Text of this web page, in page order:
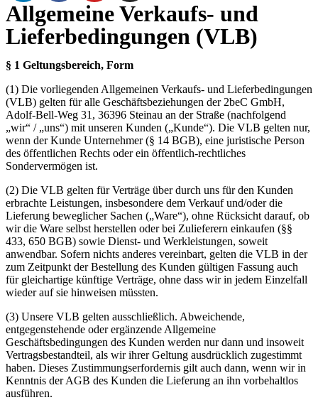
Allgemeine Verkaufs- und
Lieferbedingungen (VLB)
§ 1 Geltungsbereich, Form
(1) Die vorliegenden Allgemeinen Verkaufs- und Lieferbedingungen
(VLB) gelten für alle Geschäftsbeziehungen der 2beC GmbH,
Adolf-Bell-Weg 31, 36396 Steinau an der Straße (nachfolgend
„wir“ / „uns“) mit unseren Kunden („Kunde“). Die VLB gelten nur,
wenn der Kunde Unternehmer (§ 14 BGB), eine juristische Person
des öffentlichen Rechts oder ein öffentlich-rechtliches
Sondervermögen ist.
(2) Die VLB gelten für Verträge über durch uns für den Kunden
erbrachte Leistungen, insbesondere dem Verkauf und/oder die
Lieferung beweglicher Sachen („Ware“), ohne Rücksicht darauf, ob
wir die Ware selbst herstellen oder bei Zulieferern einkaufen (§§
433, 650 BGB) sowie Dienst- und Werkleistungen, soweit
anwendbar. Sofern nichts anderes vereinbart, gelten die VLB in der
zum Zeitpunkt der Bestellung des Kunden gültigen Fassung auch
für gleichartige künftige Verträge, ohne dass wir in jedem Einzelfall
wieder auf sie hinweisen müssten.
(3) Unsere VLB gelten ausschließlich. Abweichende,
entgegenstehende oder ergänzende Allgemeine
Geschäftsbedingungen des Kunden werden nur dann und insoweit
Vertragsbestandteil, als wir ihrer Geltung ausdrücklich zugestimmt
haben. Dieses Zustimmungserfordernis gilt auch dann, wenn wir in
Kenntnis der AGB des Kunden die Lieferung an ihn vorbehaltlos
ausführen.